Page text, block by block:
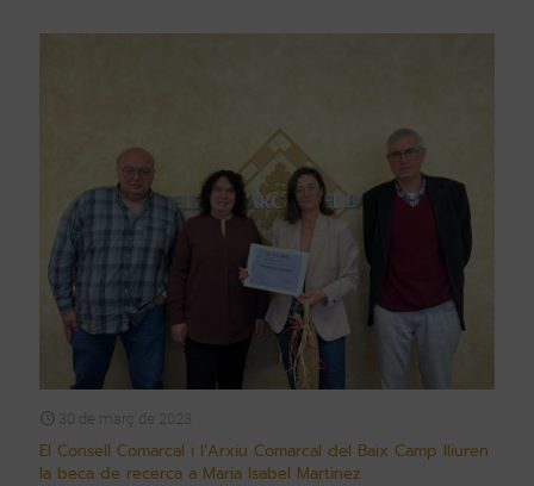
30 de març de 2023
El Consell Comarcal i l’Arxiu Comarcal del Baix Camp lliuren
la beca de recerca a Maria Isabel Martinez